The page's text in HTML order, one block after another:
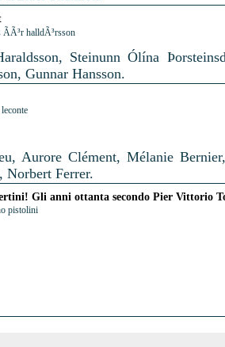
ÃÃ³r halldÃ³rsson
Steinunn Ólína
Gunnar Hansson.
Aurore Clément, Mélanie
Norbert Ferrer.
Gli anni ottanta secondo Pier Vittorio
pistolini